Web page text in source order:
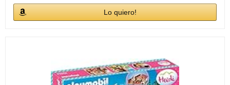
Lo quiero!